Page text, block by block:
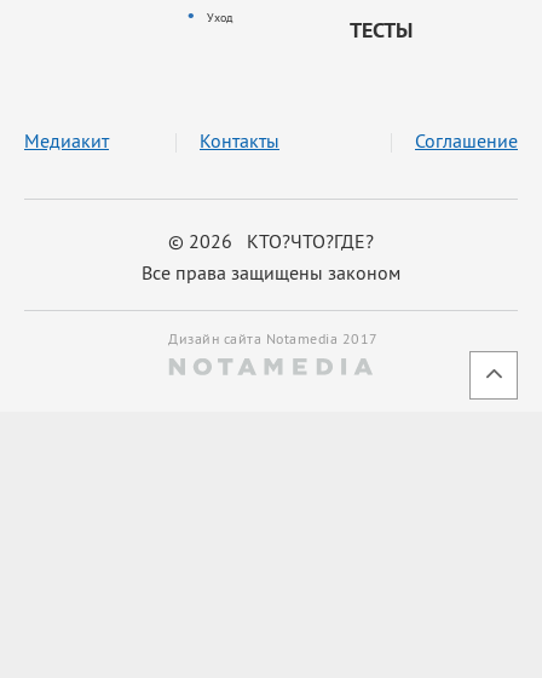
Уход
ТЕСТЫ
© 2026 КТО?ЧТО?ГДЕ?
Все права защищены законом
Медиакит Контакты Соглашение
Дизайн сайта Notamedia 2017